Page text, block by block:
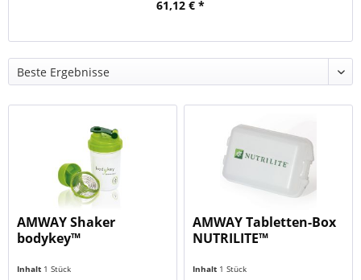
61,12 € *
AMWAY Shaker
bodykey™
Inhalt 1 Stück
AMWAY Tabletten-Box
NUTRILITE™
Inhalt 1 Stück